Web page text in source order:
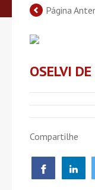
Página
OSELVI
Compartilhe